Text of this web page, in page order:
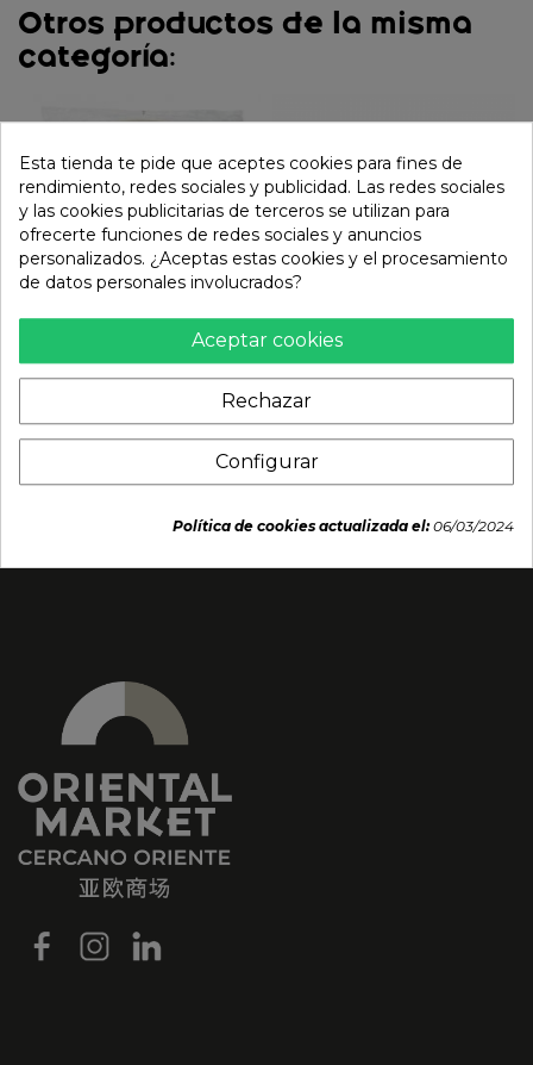
Otros productos de la misma
categoría:
Papel de arroz 31cm
TREE-TOFUCO) 340g
Papel de arroz 18cm
400g
3,14 €
Esta tienda te pide que aceptes cookies para fines de
rendimiento, redes sociales y publicidad. Las redes sociales
y las cookies publicitarias de terceros se utilizan para
ofrecerte funciones de redes sociales y anuncios
personalizados. ¿Aceptas estas cookies y el procesamiento
de datos personales involucrados?
Aceptar cookies
Rechazar
Configurar
Política de cookies actualizada el:06/03/2024